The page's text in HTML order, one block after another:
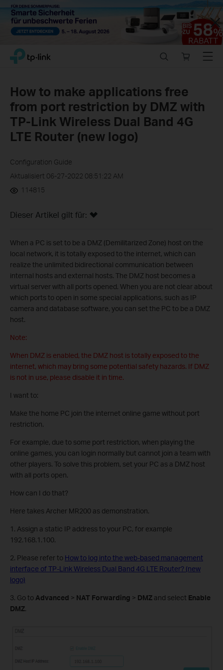
Close
Click
navigation
bar
TP-Link, Reliably Smart
store
Menu
How to make applications free
from port restriction by DMZ with
TP-Link Wireless Dual Band 4G
LTE Router (new logo)
Configuration Guide
Aktualisiert 06-27-2022 08:51:22 AM
114815
Dieser Artikel gilt für:
When a PC is set to be a DMZ (Demilitarized Zone) host on the
local network, it is totally exposed to the internet, which can
realize the unlimited bidirectional communication between
internal hosts and external hosts. The DMZ host becomes a
virtual server with all ports opened. When you are not clear about
which ports to open in some special applications, such as IP
camera and database software, you can set the PC to be a DMZ
host.
Note:
When DMZ is enabled, the DMZ host is totally exposed to the
internet, which may bring some potential safety hazards. If DMZ
is not in use, please disable it in time.
I want to:
Make the home PC join the internet online game without port
restriction.
For example, due to some port restriction, when playing the
online games, you can login normally but cannot join a team with
other players. To solve this problem, set your PC as a DMZ host
with all ports open.
How can I do that?
Here takes Archer MR200 as demonstration.
1. Assign a static IP address to your PC, for example
192.168.1.100.
2. Please refer to How to log into the web-based management
interface of TP-Link Wireless Dual Band 4G LTE Router? (new
logo)
3. Go to Advanced > NAT Forwarding > DMZ and select Enable
DMZ.